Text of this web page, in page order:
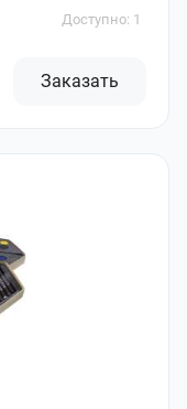
Доступно: 1
Заказать